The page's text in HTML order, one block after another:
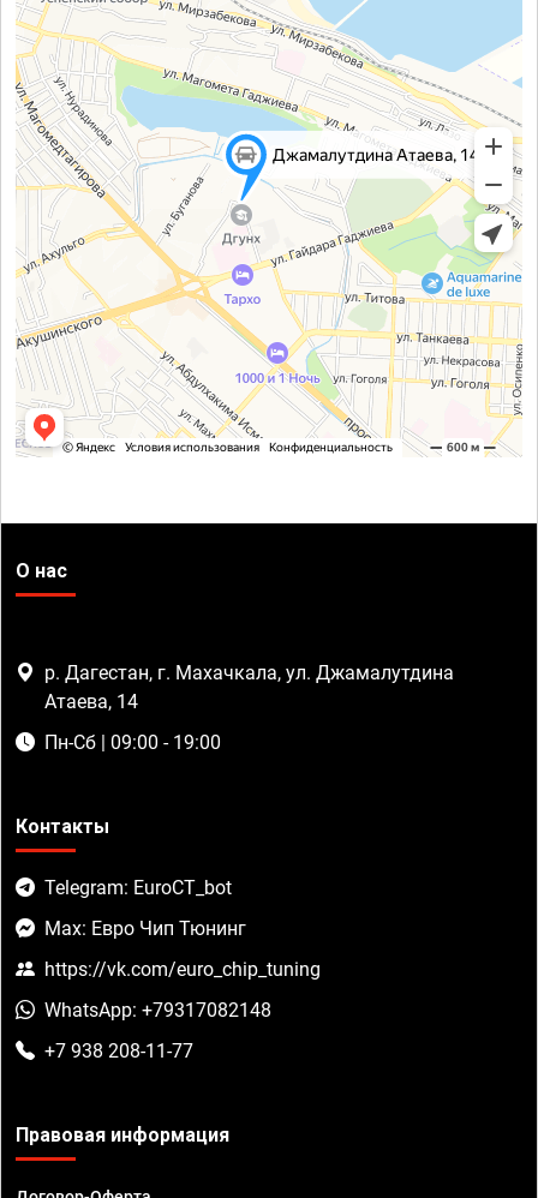
О нас
р. Дагестан, г. Махачкала, ул. Джамалутдина
Атаева, 14
Пн-Сб | 09:00 - 19:00
Контакты
Telegram: EuroCT_bot
Max: Евро Чип Тюнинг
https://vk.com/euro_chip_tuning
WhatsApp: +79317082148
+7 938 208-11-77
Правовая информация